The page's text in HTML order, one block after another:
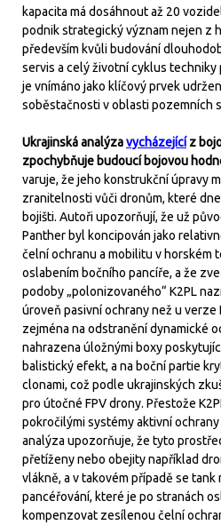
kapacita má dosáhnout až 20
podnik strategický význam nejen z
především kvůli budování
servis a celý životní cyklus
je vnímáno jako klíčový prvek
soběstačnosti v oblasti pozemních
Ukrajinská analýzavycházejícíz
zpochybňuje budoucí bojovou
varuje, že jeho konstrukční úpravy
zranitelnosti vůči dronům, které
bojišti. Autoři upozorňují, že už
Panther byl koncipován jako
čelní ochranu a mobilitu v horském
oslabením bočního pancíře, a že
podoby „polonizovaného“ K2PL
úroveň pasivní ochrany než u verze
zejména na odstranění dynamické
nahrazena úložnými boxy
balistický efekt, a na boční partie
clonami, což podle ukrajinských
pro útočné FPV drony. Přestože
pokročilými systémy aktivní
analýza upozorňuje, že tyto
přetíženy nebo obejity například
vlákně, a v takovém případě se
pancéřování, které je po stranách
kompenzovat zesílenou čelní